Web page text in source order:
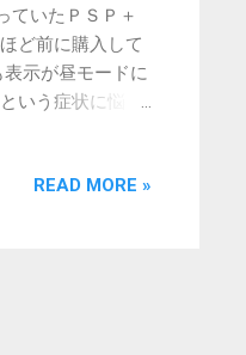
ていたＰＳＰ＋
ど前に購入して
示が昼モードに
いう症状に悩ま
、夜モードは、
から、昼か夜か
READ MORE »